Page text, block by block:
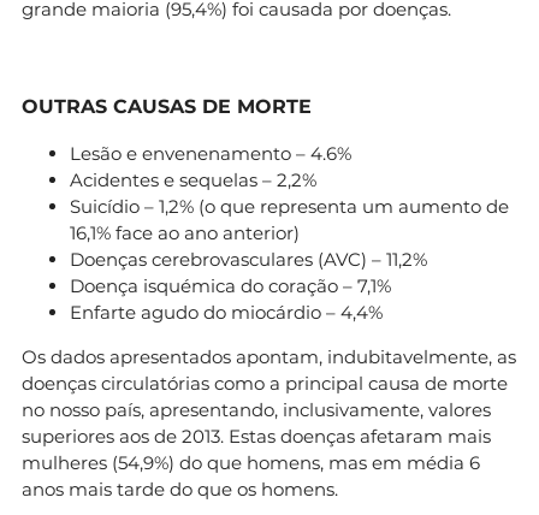
grande maioria (95,4%) foi causada por doenças.
OUTRAS CAUSAS DE MORTE
Lesão e envenenamento – 4.6%
Acidentes e sequelas – 2,2%
Suicídio – 1,2% (o que representa um aumento de
16,1% face ao ano anterior)
Doenças cerebrovasculares (AVC) – 11,2%
Doença isquémica do coração – 7,1%
Enfarte agudo do miocárdio – 4,4%
Os dados apresentados apontam, indubitavelmente, as
doenças circulatórias como a principal causa de morte
no nosso país, apresentando, inclusivamente, valores
superiores aos de 2013. Estas doenças afetaram mais
mulheres (54,9%) do que homens, mas em média 6
anos mais tarde do que os homens.